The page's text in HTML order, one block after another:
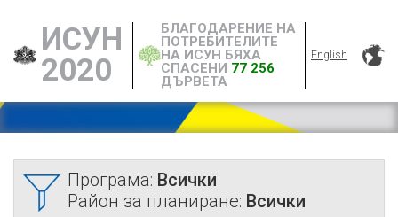
ИСУН
2020
БЛАГОДАРЕНИЕ НА
ПОТРЕБИТЕЛИТЕ
НА ИСУН БЯХА
СПАСЕНИ 77 256
ДЪРВЕТА
English
Програма: Всички
Район за планиране: Всички